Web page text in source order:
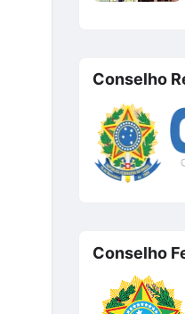
Conselho
Conselho